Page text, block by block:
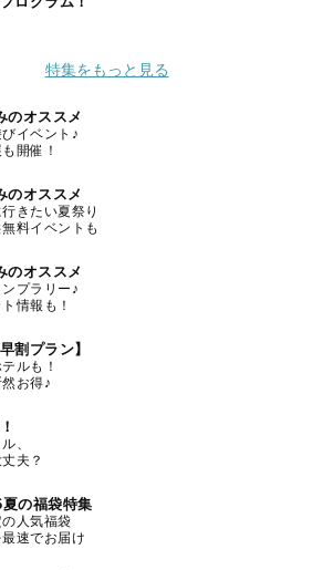
特集をもっと見る
のオススメ
イベント♪
開催！
のオススメ
きたい夏祭り
料イベントも
のオススメ
プラリー♪
情報も！
割プラン】
ルも！
お得♪
、
夫？
の福袋特集
人気福袋
速でお届け